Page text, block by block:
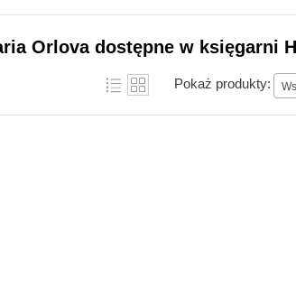
Orlova dostępne w księgarni
Pokaż produkty: